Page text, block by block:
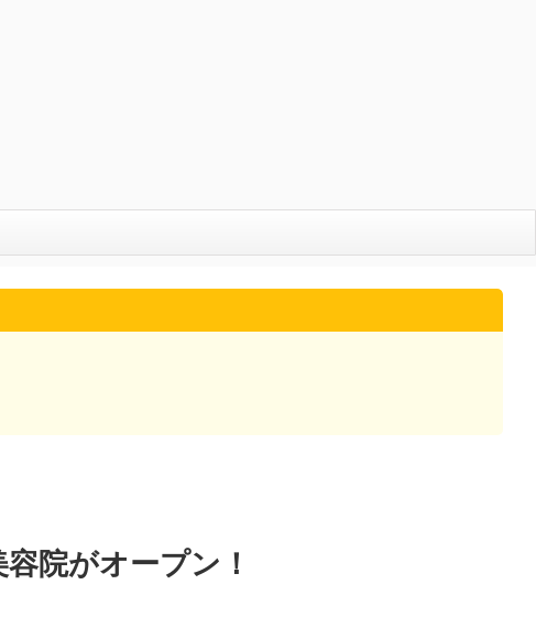
院がオープン！